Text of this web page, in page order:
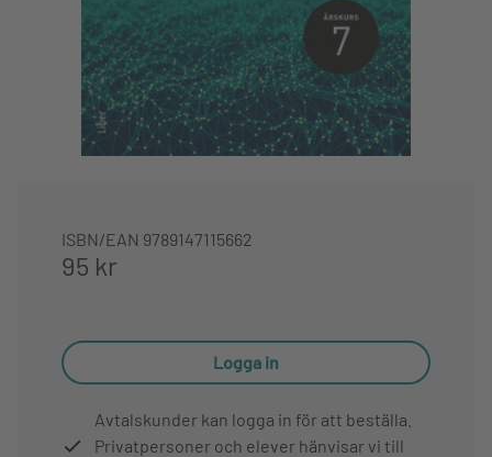
ISBN/EAN 9789147115662
95 kr
Logga in
Avtalskunder kan logga in för att beställa.
Privatpersoner och elever hänvisar vi till